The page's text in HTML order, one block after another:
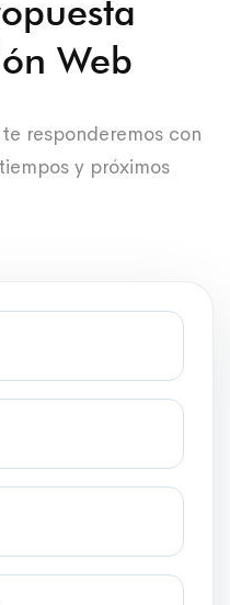
Web
responderemos con
y próximos